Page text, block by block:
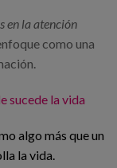
en la atención
como una
sucede la vida
algo más que un
la vida.